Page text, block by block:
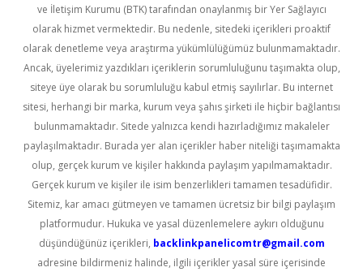
ve İletişim Kurumu (BTK) tarafından onaylanmış bir Yer Sağlayıcı
olarak hizmet vermektedir. Bu nedenle, sitedeki içerikleri proaktif
olarak denetleme veya araştırma yükümlülüğümüz bulunmamaktadır.
Ancak, üyelerimiz yazdıkları içeriklerin sorumluluğunu taşımakta olup,
siteye üye olarak bu sorumluluğu kabul etmiş sayılırlar. Bu internet
sitesi, herhangi bir marka, kurum veya şahıs şirketi ile hiçbir bağlantısı
bulunmamaktadır. Sitede yalnızca kendi hazırladığımız makaleler
paylaşılmaktadır. Burada yer alan içerikler haber niteliği taşımamakta
olup, gerçek kurum ve kişiler hakkında paylaşım yapılmamaktadır.
Gerçek kurum ve kişiler ile isim benzerlikleri tamamen tesadüfidir.
Sitemiz, kar amacı gütmeyen ve tamamen ücretsiz bir bilgi paylaşım
platformudur. Hukuka ve yasal düzenlemelere aykırı olduğunu
düşündüğünüz içerikleri, backlinkpanelicomtr@gmail.com
adresine bildirmeniz halinde, ilgili içerikler yasal süre içerisinde